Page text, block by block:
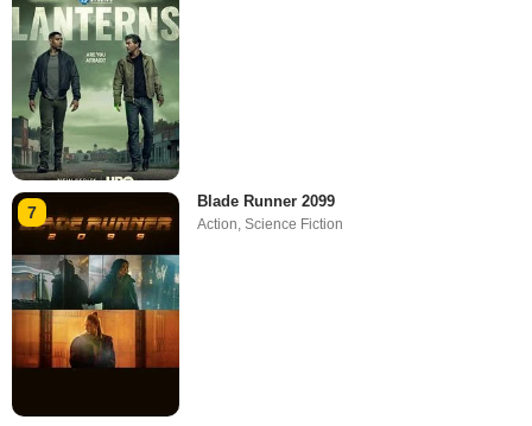
7
Blade Runner 2099
Action,Science Fiction